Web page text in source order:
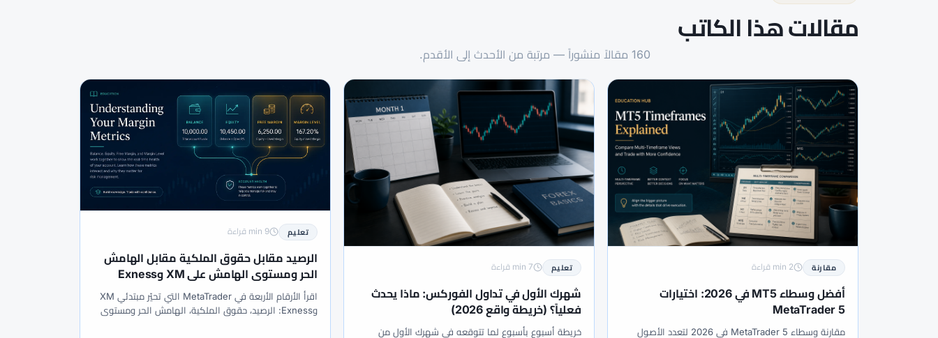
مقالات هذا الكاتب
160 مقالاً منشوراً — مرتبة من الأحدث إلى الأقدم.
مقارنة 2 min قراءة
أفضل وسطاء MT5 في 2026: اختيارات
MetaTrader 5
مقارنة وسطاء MetaTrader 5 في 2026 لتعدد الأصول
تعليم 7 min قراءة
شهرك الأول في تداول الفوركس: ماذا يحدث
فعلياً؟ (خريطة واقع 2026)
خريطة أسبوع بأسبوع لما تتوقعه في شهرك الأول من
تعليم 9 min قراءة
الرصيد مقابل حقوق الملكية مقابل الهامش
الحر ومستوى الهامش على XM وExness
(2026)
اقرأ الأرقام الأربعة في MetaTrader التي تحيّر مبتدئي XM
وExness: الرصيد، حقوق الملكية، الهامش الحر ومستوى